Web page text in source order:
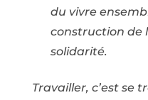
du vivre
construction de
solidarité.
Travailler, c’est se